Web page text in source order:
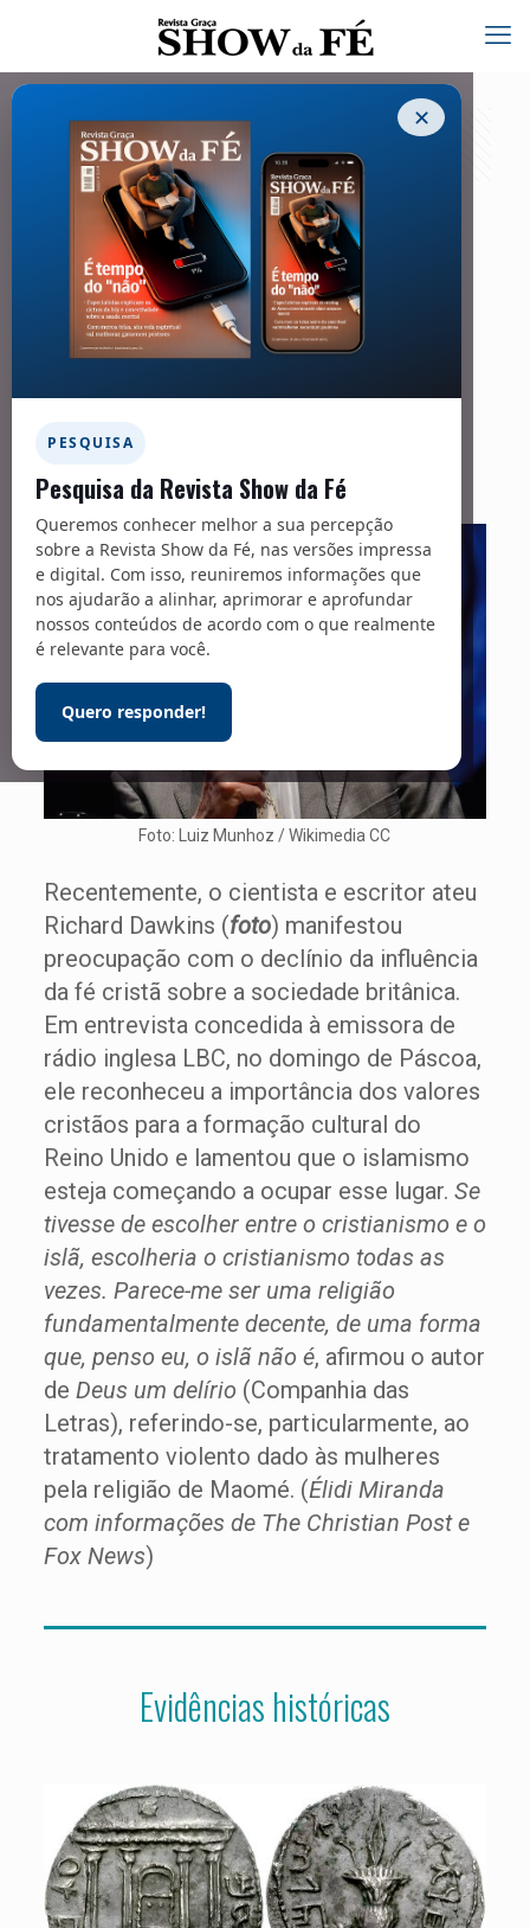
✕
PESQUISA
Pesquisa da Revista Show da Fé
Queremos conhecer melhor a sua percepção
sobre a Revista Show da Fé, nas versões impressa
e digital. Com isso, reuniremos informações que
nos ajudarão a alinhar, aprimorar e aprofundar
nossos conteúdos de acordo com o que realmente
é relevante para você.
Quero responder!
Fundamentalmente decente
27/05/2024
Facebook Twitter
Messenger
Fundamentalmente decente
Foto: Luiz Munhoz / Wikimedia CC
Recentemente, o cientista e escritor ateu
Richard Dawkins (foto) manifestou
preocupação com o declínio da influência
da fé cristã sobre a sociedade britânica.
Em entrevista concedida à emissora de
rádio inglesa LBC, no domingo de Páscoa,
ele reconheceu a importância dos valores
cristãos para a formação cultural do
Reino Unido e lamentou que o islamismo
esteja começando a ocupar esse lugar. Se
tivesse de escolher entre o cristianismo e o
islã, escolheria o cristianismo todas as
vezes. Parece-me ser uma religião
fundamentalmente decente, de uma forma
que, penso eu, o islã não é, afirmou o autor
de Deus um delírio (Companhia das
Letras), referindo-se, particularmente, ao
tratamento violento dado às mulheres
pela religião de Maomé. (Élidi Miranda
com informações de The Christian Post e
Fox News)
Evidências históricas